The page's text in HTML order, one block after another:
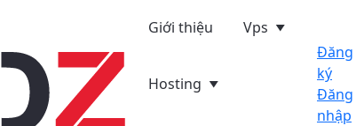
Giới thiệu Vps
Hosting
Đăng
ký
Đăng
nhập